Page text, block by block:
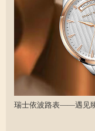
瑞士依波路表——遇见